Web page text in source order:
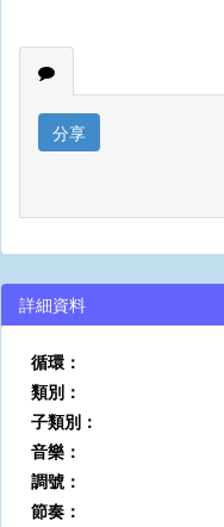
分享
詳細資料
循環：
類別：
子類別：
音樂：
調號：
節奏：